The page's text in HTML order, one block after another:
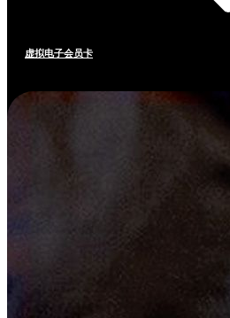
虚拟电子会员卡